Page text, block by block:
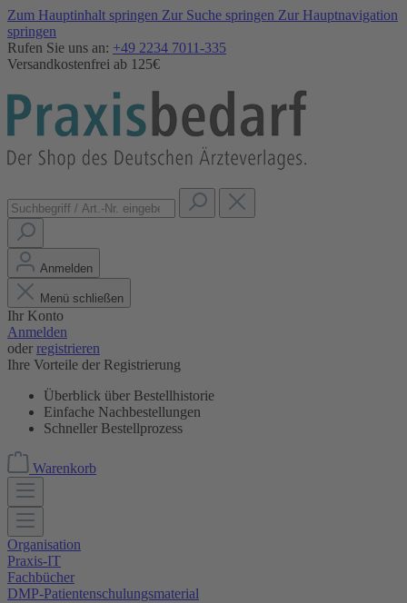
Zum Hauptinhalt springen Zur Suche springen Zur Hauptnavigation
springen
Rufen Sie uns an: +49 2234 7011-335
Versandkostenfrei ab 125€
Anmelden
Menü schließen
Ihr Konto
Anmelden
oder registrieren
Ihre Vorteile der Registrierung
Überblick über Bestellhistorie
Einfache Nachbestellungen
Schneller Bestellprozess
Warenkorb
Organisation
Praxis-IT
Fachbücher
DMP-Patientenschulungsmaterial